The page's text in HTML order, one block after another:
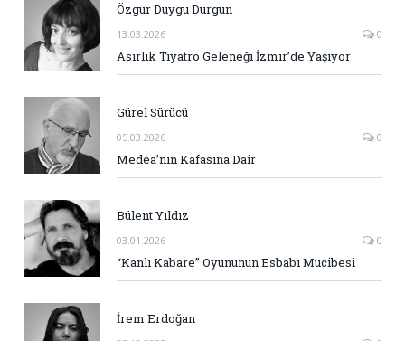
Özgür Duygu Durgun
13.03.2026 0
Asırlık Tiyatro Geleneği İzmir’de Yaşıyor
Gürel Sürücü
05.03.2026 0
Medea’nın Kafasına Dair
Bülent Yıldız
03.01.2026 0
“Kanlı Kabare” Oyununun Esbabı Mucibesi
İrem Erdoğan